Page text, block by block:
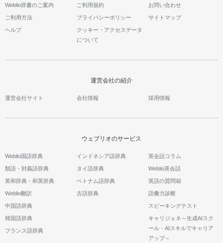
Weblio辞書のご案内 ご利用規約 お問い合わせ
ご利用方法 プライバシーポリシー サイトマップ
ヘルプ
クッキー・アクセスデータ
について
運営会社の紹介
運営会社サイト 会社情報 採用情報
ウェブリオのサービス
Weblio国語辞典
類語・対義語辞典
英和辞典・和英辞典
Weblio翻訳
中国語辞典
韓国語辞典
フランス語辞典
インドネシア語辞典
タイ語辞典
ベトナム語辞典
古語辞典
英会話コラム
Weblio英会話
英語の質問箱
語彙力診断
スピーキングテスト
キャリジェネ～生成AIスク
ール・AIスキルでキャリア
アップ～